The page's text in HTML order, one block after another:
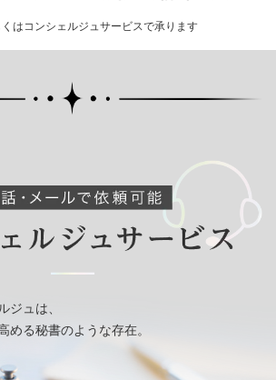
はコンシェルジュサービスで承ります
ジュは、
める秘書のような存在。